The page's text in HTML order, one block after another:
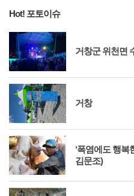
Hot! 포토이슈
거창군 위천면
거창
‘폭염에도 행복
김문조)